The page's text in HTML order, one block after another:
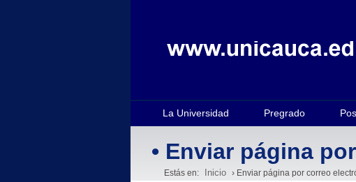
La Universidad Pregrado
• Enviar página
Estás en: Inicio › Enviar página por correo